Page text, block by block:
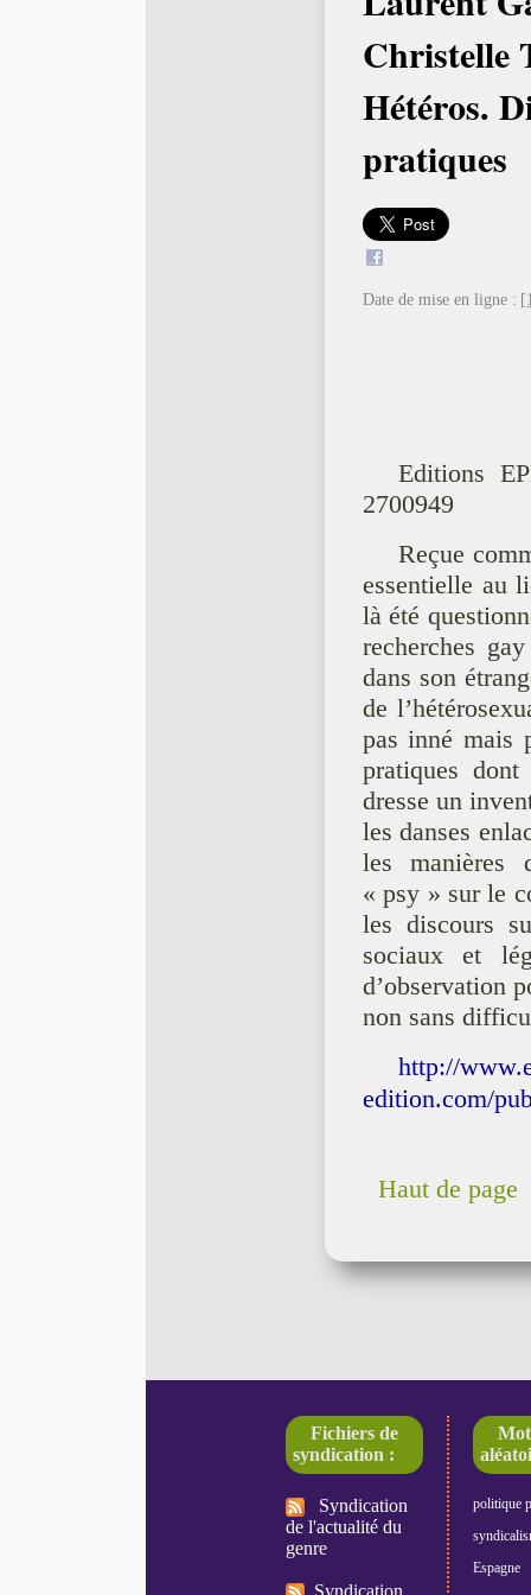
Christelle
Hétéros.
pratiques
Date de mise en ligne :
Editions
2700949
Reçue
essentielle au
là été
recherches
dans son
de
pas inné mais
pratiques
dresse un
les danses
les manières
« psy » sur le
les discours
sociaux et
d’observation
non sans
http://
edition.com/
Haut de page
Fichiers de
syndication :
Syndication
de l'actualité du
genre
Syndication
politique
Espagne